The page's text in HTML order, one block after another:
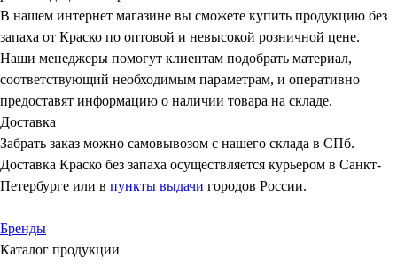
В нашем интернет магазине вы сможете купить продукцию без
запаха от Краско по оптовой и невысокой розничной цене.
Наши менеджеры помогут клиентам подобрать материал,
соответствующий необходимым параметрам, и оперативно
предоставят информацию о наличии товара на складе.
Доставка
Забрать заказ можно самовывозом с нашего склада в СПб.
Доставка Краско без запаха осуществляется курьером в Санкт-
Петербурге или в пункты выдачи городов России.
Бренды
Каталог продукции